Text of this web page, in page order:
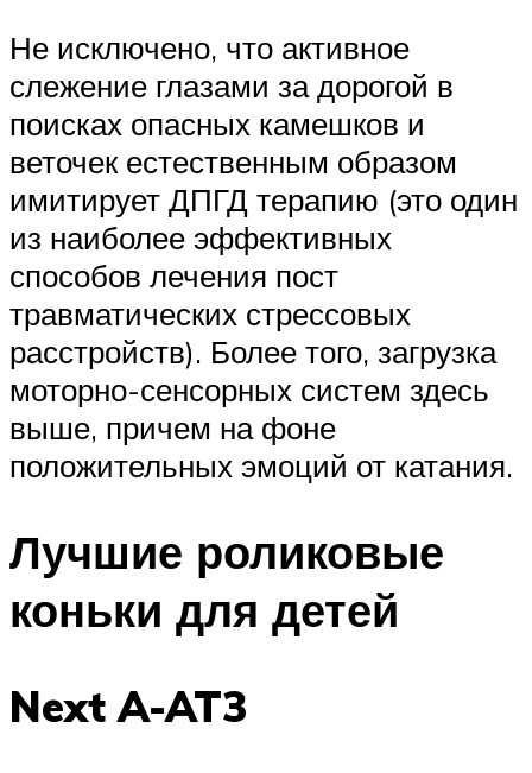
Не исключено, что активное
слежение глазами за дорогой в
поисках опасных камешков и
веточек естественным образом
имитирует ДПГД терапию (это один
из наиболее эффективных
способов лечения пост
травматических стрессовых
расстройств). Более того, загрузка
моторно-сенсорных систем здесь
выше, причем на фоне
положительных эмоций от катания.
Лучшие роликовые
коньки для детей
Next A-AT3